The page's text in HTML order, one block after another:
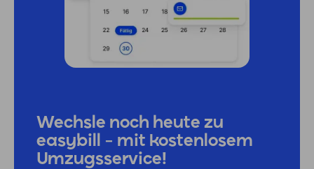
Wechsle noch heute zu
easybill – mit kostenlosem
Umzugsservice!